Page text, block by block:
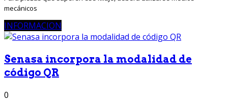
mecánicos
INFORMACION
Senasa incorpora la modalidad de
código QR
0